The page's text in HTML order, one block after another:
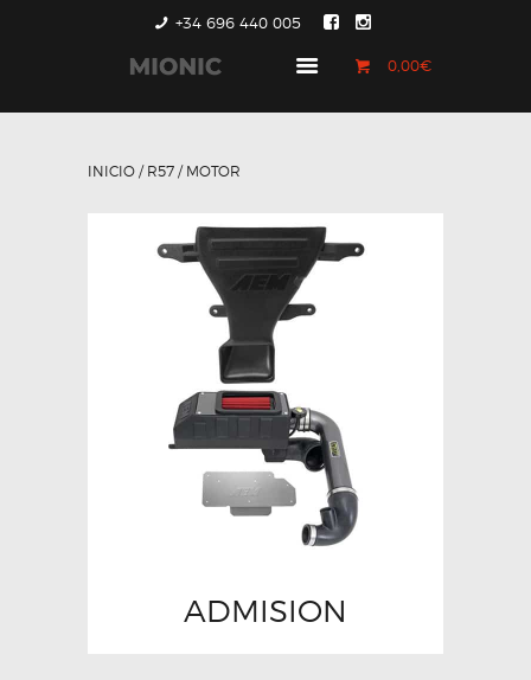
+34 696 440 005
0,00€
GENERACIÓN 1
COUNTRYMAN &
PACEMAN
CONTACTO
INICIO / R57 / MOTOR
ADMISION